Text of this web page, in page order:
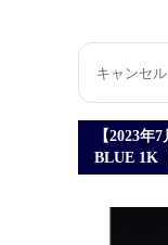
キャンセル
【2023
BLUE 1K